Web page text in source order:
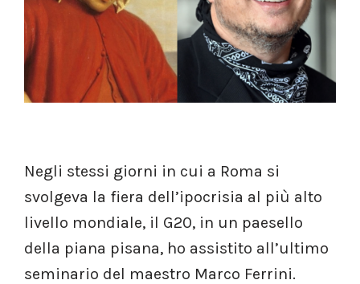
Negli stessi giorni in cui a Roma si
svolgeva la fiera dell’ipocrisia al più alto
livello mondiale, il G20, in un paesello
della piana pisana, ho assistito all’ultimo
seminario del maestro Marco Ferrini.